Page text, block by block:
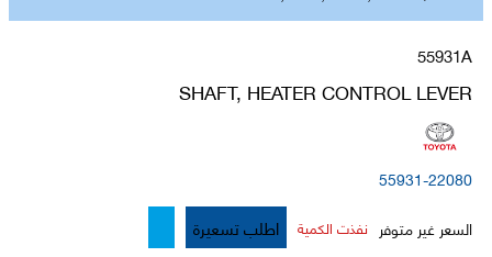
55931A
SHAFT, HEATER CONTROL LEVER
55931-22080
السعر غير متوفر نفذت الكمية اطلب تسعيرة